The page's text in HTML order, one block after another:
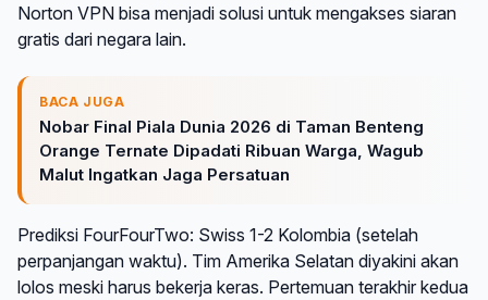
Norton VPN bisa menjadi solusi untuk mengakses siaran
gratis dari negara lain.
BACA JUGA
Nobar Final Piala Dunia 2026 di Taman Benteng
Orange Ternate Dipadati Ribuan Warga, Wagub
Malut Ingatkan Jaga Persatuan
Prediksi FourFourTwo: Swiss 1-2 Kolombia (setelah
perpanjangan waktu). Tim Amerika Selatan diyakini akan
lolos meski harus bekerja keras. Pertemuan terakhir kedua